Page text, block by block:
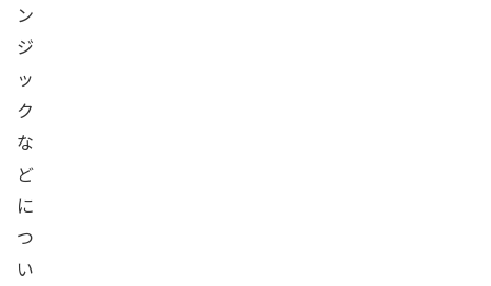
ン
ジ
ッ
ク
な
ど
に
つ
い